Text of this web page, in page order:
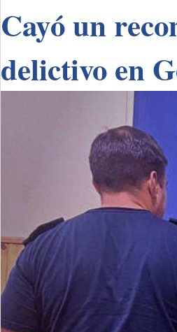
Cayó un
delictivo en